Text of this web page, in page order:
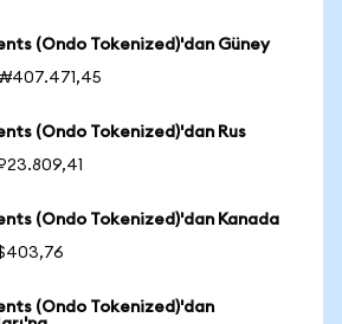
(Ondo Tokenized)'dan Güney
(Ondo Tokenized)'dan Rus
(Ondo Tokenized)'dan Kanada
(Ondo Tokenized)'dan